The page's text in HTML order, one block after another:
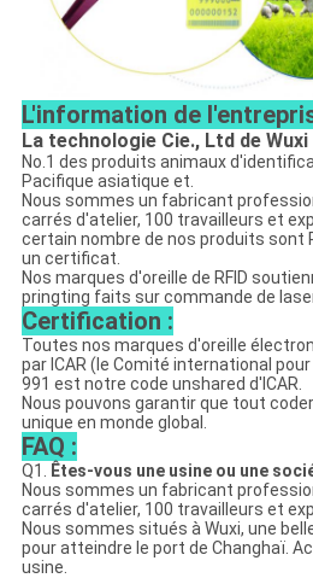
L'information de
La technologie Cie., Ltd de
No.1 des produits animaux
Pacifique asiatique et.
Nous sommes un fabricant
carrés d'atelier, 100 travailleurs et
certain nombre de nos produits sont
un certificat.
Nos marques d'oreille de RFID
pringting faits sur commande de
Certification :
Toutes nos marques d'oreille
par ICAR (le Comité international
991 est notre code unshared d'ICAR.
Nous pouvons garantir que tout
unique en monde global.
FAQ :
Q1.
Êtes-vous une usine ou une
Nous sommes un fabricant
carrés d'atelier, 100 travailleurs et
Nous sommes situés à Wuxi, une
pour atteindre le port de Changhaï.
usine.